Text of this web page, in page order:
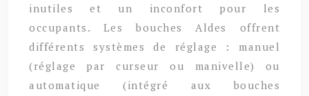
inutiles et un inconfort pour les
occupants. Les bouches Aldes offrent
différents systèmes de réglage : manuel
(réglage par curseur ou manivelle) ou
automatique (intégré aux bouches